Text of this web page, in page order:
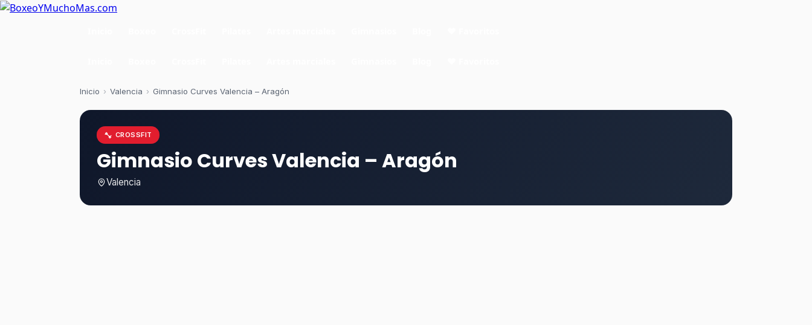
Inicio › Valencia › Gimnasio Curves Valencia – Aragón
CROSSFIT
Gimnasio Curves Valencia – Aragón
Valencia